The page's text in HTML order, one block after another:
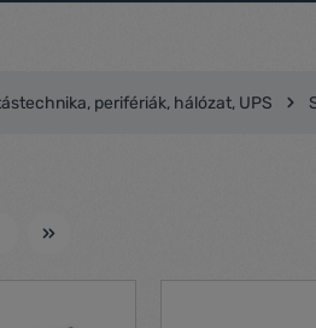
perifériák, hálózat, UPS